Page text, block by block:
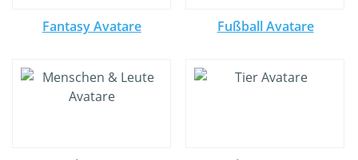
Fantasy Avatare Fußball Avatare